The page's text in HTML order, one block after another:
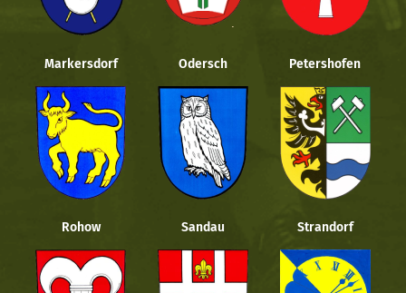
Markersdorf Odersch Petershofen
Rohow Sandau Strandorf